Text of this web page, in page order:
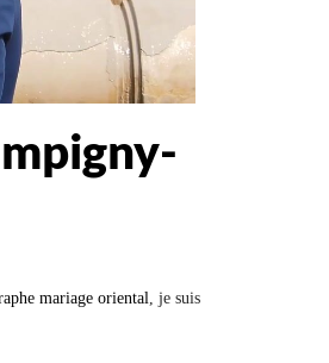
mariage oriental, je suis